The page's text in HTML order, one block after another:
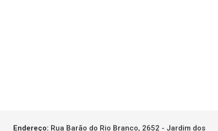
Endereço: Rua Barão do Rio Branco, 2652 - Jardim dos